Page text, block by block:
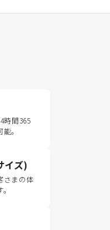
時間365
。
イズ)
さまの体